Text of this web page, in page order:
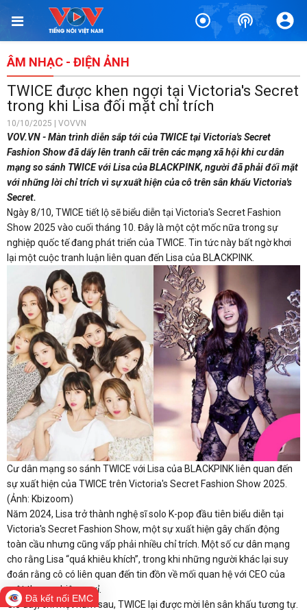
ÂM NHẠC - ĐIỆN ẢNH
TWICE được khen ngợi tại Victoria's Secret
trong khi Lisa đối mặt chỉ trích
10/10/2025 | VOVVN
VOV.VN - Màn trình diễn sắp tới của TWICE tại Victoria's Secret
Fashion Show đã dấy lên tranh cãi trên các mạng xã hội khi cư dân
mạng so sánh TWICE với Lisa của BLACKPINK, người đã phải đối mặt
với những lời chỉ trích vì sự xuất hiện của cô trên sân khấu Victoria's
Secret.
Ngày 8/10, TWICE tiết lộ sẽ biểu diễn tại Victoria's Secret Fashion
Show 2025 vào cuối tháng 10. Đây là một cột mốc nữa trong sự
nghiệp quốc tế đang phát triển của TWICE. Tin tức này bất ngờ khơi
lại một cuộc tranh luận liên quan đến Lisa của BLACKPINK.
Cư dân mạng so sánh TWICE với Lisa của BLACKPINK liên quan đến
sự xuất hiện của TWICE trên Victoria's Secret Fashion Show 2025.
(Ảnh: Kbizoom)
Năm 2024, Lisa trở thành nghệ sĩ solo K-pop đầu tiên biểu diễn tại
Victoria's Secret Fashion Show, một sự xuất hiện gây chấn động
toàn cầu nhưng cũng vấp phải nhiều chỉ trích. Một số cư dân mạng
cho rằng Lisa “quá khiêu khích”, trong khi những người khác lại suy
đoán rằng cô có liên quan đến tin đồn về mối quan hệ với CEO của
một thương hiệu xa xỉ.
Giờ đây, chỉ một năm sau, TWICE lại được mời lên sân khấu tương tự.
Đã kết nối EMC